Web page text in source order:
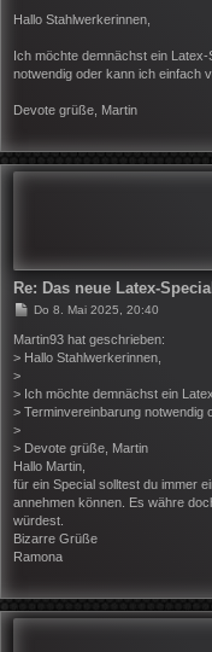
i
a
g
Hallo Stahlwerkerinnen,
Ich möchte demnächst ein
notwendig oder kann ich einfach
Devote grüße, Martin
Re: Das neue Latex-
B
i
t
r
g
Do 8. Mai 2025, 20:40
Martin93 hat geschrieben:
> Hallo Stahlwerkerinnen,
>
> Ich möchte demnächst ein
> Terminvereinbarung notwendig
>
> Devote grüße, Martin
Hallo Martin,
für ein Special solltest du immer
annehmen können. Es währe
würdest.
Bizarre Grüße
Ramona